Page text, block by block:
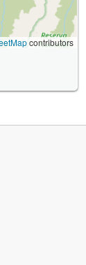
contributors